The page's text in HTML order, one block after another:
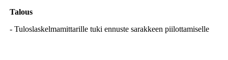
Talous
- Tuloslaskelmamittarille tuki ennuste sarakkeen piilottamiselle